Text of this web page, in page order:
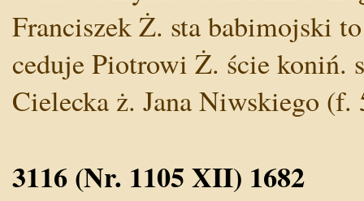
Franciszek Ż. sta babimojski
ceduje Piotrowi Ż. ście koniń.
Cielecka ż. Jana Niwskiego (f.
3116 (Nr. 1105 XII) 1682